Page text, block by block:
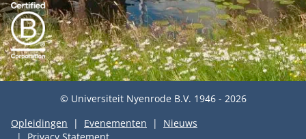
© Universiteit Nyenrode B.V. 1946 - 2026
Opleidingen
Evenementen
Nieuws